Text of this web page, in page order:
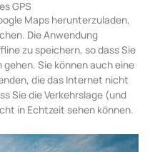
GPS
Maps herunterzuladen,
Die Anwendung
zu speichern, so dass Sie
Sie können auch eine
die das Internet nicht
Sie die Verkehrslage (und
in Echtzeit sehen können.